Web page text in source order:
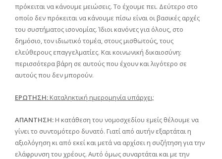
πρόκειται να κάνουμε μειώσεις. Το έχουμε πει. Δεύτερο στο
οποίο δεν πρόκειται να κάνουμε πίσω είναι οι βασικές αρχές
του συστήματος ισονομίας. Ίδιοι κανόνες για όλους, στο
δημόσιο, τον ιδιωτικό τομέα, στους μισθωτούς, τους
ελεύθερους επαγγελματίες. Και κοινωνική δικαιοσύνη:
περισσότερα βάρη σε αυτούς που έχουν και λιγότερο σε
αυτούς που δεν μπορούν.
ΕΡΩΤΗΣΗ: Καταληκτική ημερομηνία υπάρχει;
ΑΠΑΝΤΗΣΗ: Η κατάθεση του νομοσχεδίου εμείς θέλουμε να
γίνει το συντομότερο δυνατό. Γιατί από αυτήν εξαρτάται η
αξιολόγηση κι από εκεί και μετά να αρχίσει η συζήτηση για την
ελάφρυνση του χρέους. Αυτό όμως συναρτάται και με την